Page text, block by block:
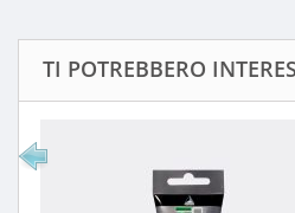
TI POTREBBERO